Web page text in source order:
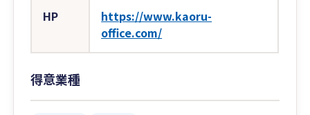
HP
https://www.kaoru-
office.com/
得意業種